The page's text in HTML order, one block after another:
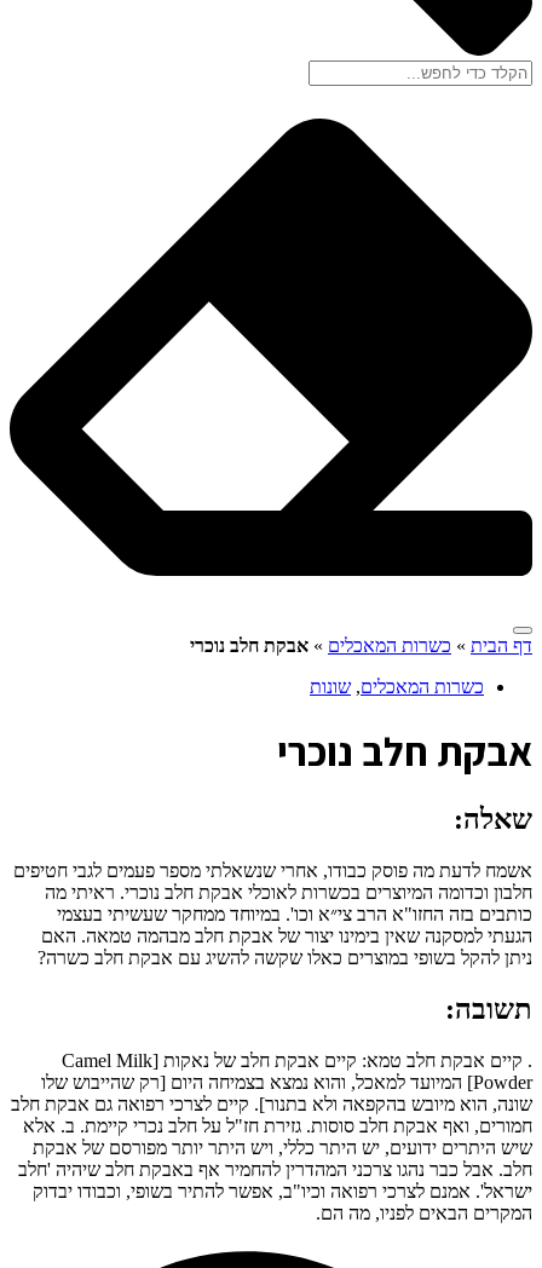
דף הבית » כשרות המאכלים » אבקת חלב נוכרי
כשרות המאכלים, שונות
אבקת חלב נוכרי
שאלה:
אשמח לדעת מה פוסק כבודו, אחרי שנשאלתי מספר פעמים לגבי חטיפים
חלבון וכדומה המיוצרים בכשרות לאוכלי אבקת חלב נוכרי. ראיתי מה
כותבים בזה החזו"א הרב צי״א וכו'. במיוחד ממחקר שעשיתי בעצמי
הגעתי למסקנה שאין בימינו יצור של אבקת חלב מבהמה טמאה. האם
ניתן להקל בשופי במוצרים כאלו שקשה להשיג עם אבקת חלב כשרה?
תשובה:
. קיים אבקת חלב טמא: קיים אבקת חלב של נאקות [Camel Milk
Powder] המיועד למאכל, והוא נמצא בצמיחה היום [רק שהייבוש שלו
שונה, הוא מיובש בהקפאה ולא בתנור]. קיים לצרכי רפואה גם אבקת חלב
חמורים, ואף אבקת חלב סוסות. גזירת חז"ל על חלב נכרי קיימת. ב. אלא
שיש היתרים ידועים, יש היתר כללי, ויש היתר יותר מפורסם של אבקת
חלב. אבל כבר נהגו צרכני המהדרין להחמיר אף באבקת חלב שיהיה 'חלב
ישראל'. אמנם לצרכי רפואה וכיו"ב, אפשר להתיר בשופי, וכבודו יבדוק
המקרים הבאים לפניו, מה הם.